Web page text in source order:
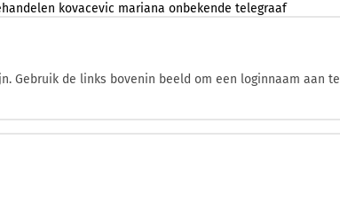
kovacevic mariana onbekende telegraaf
Gebruik de links bovenin beeld om een loginnaam aan te